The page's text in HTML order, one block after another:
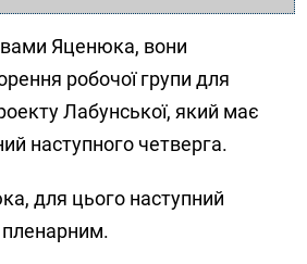
Яценюка, вони
робочої групи для
Лабунської, який має
наступного четверга.
для цього наступний